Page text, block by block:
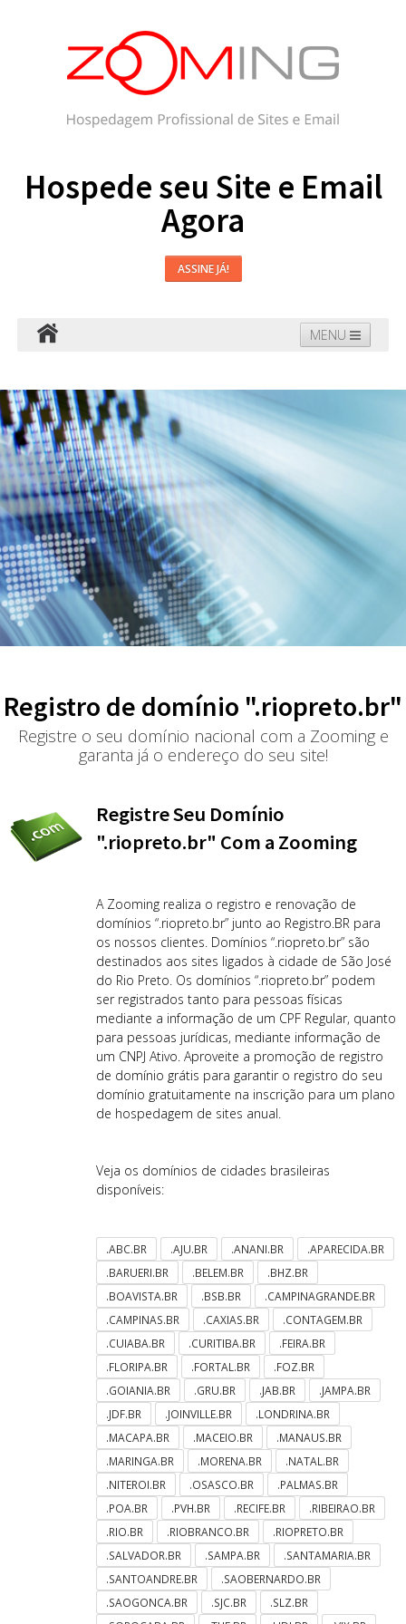
Hospede seu Site e Email
Agora
ASSINE JÁ!
MENU
Domínios Blog Suporte
Registro de domínio ".riopreto.br"
Registre o seu domínio nacional com a Zooming e
garanta já o endereço do seu site!
Registre Seu Domínio
".riopreto.br" Com a Zooming
A Zooming realiza o registro e renovação de
domínios “.riopreto.br” junto ao Registro.BR para
os nossos clientes. Domínios “.riopreto.br” são
destinados aos sites ligados à cidade de São José
do Rio Preto. Os domínios “.riopreto.br” podem
ser registrados tanto para pessoas físicas
mediante a informação de um CPF Regular, quanto
para pessoas jurídicas, mediante informação de
um CNPJ Ativo. Aproveite a promoção de registro
de domínio grátis para garantir o registro do seu
domínio gratuitamente na inscrição para um plano
de hospedagem de sites anual.
Veja os domínios de cidades brasileiras
disponíveis:
.ABC.BR .AJU.BR .ANANI.BR
.APARECIDA.BR
.BARUERI.BR
.BELEM.BR
.BHZ.BR
.BOAVISTA.BR
.BSB.BR
.CAMPINAGRANDE.BR
.CAMPINAS.BR
.CAXIAS.BR
.CONTAGEM.BR
.CUIABA.BR
.CURITIBA.BR
.FEIRA.BR
.FLORIPA.BR
.FORTAL.BR
.FOZ.BR
.GOIANIA.BR
.GRU.BR .JAB.BR
.JAMPA.BR
.JDF.BR
.JOINVILLE.BR
.LONDRINA.BR
.MACAPA.BR
.MACEIO.BR
.MANAUS.BR
.MARINGA.BR
.MORENA.BR
.NATAL.BR
.NITEROI.BR
.OSASCO.BR
.PALMAS.BR
.POA.BR
.PVH.BR .RECIFE.BR
.RIBEIRAO.BR
.RIO.BR
.RIOBRANCO.BR
.RIOPRETO.BR
.SALVADOR.BR
.SAMPA.BR
.SANTAMARIA.BR
.SANTOANDRE.BR
.SAOBERNARDO.BR
.SAOGONCA.BR
.SJC.BR
.SLZ.BR